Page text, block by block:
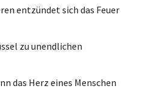
entzündet sich das Feuer
zu unendlichen
das Herz eines Menschen